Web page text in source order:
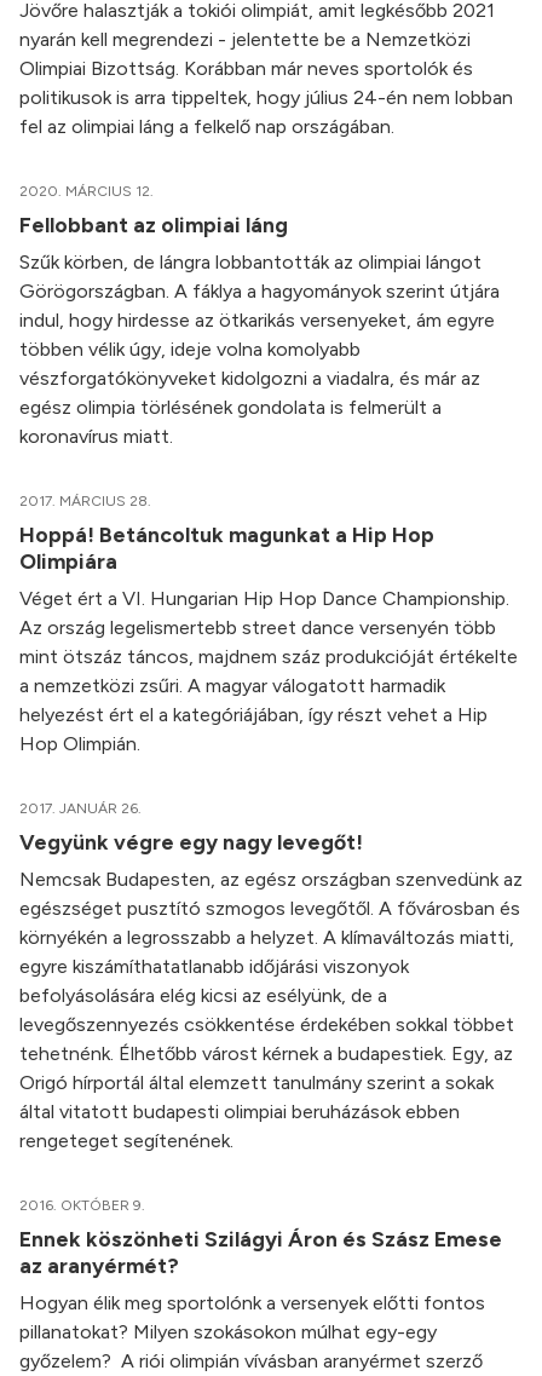
Jövőre halasztják a tokiói olimpiát, amit legkésőbb 2021
nyarán kell megrendezi - jelentette be a Nemzetközi
Olimpiai Bizottság. Korábban már neves sportolók és
politikusok is arra tippeltek, hogy július 24-én nem lobban
fel az olimpiai láng a felkelő nap országában.
2020. MÁRCIUS 12.
Fellobbant az olimpiai láng
Szűk körben, de lángra lobbantották az olimpiai lángot
Görögországban. A fáklya a hagyományok szerint útjára
indul, hogy hirdesse az ötkarikás versenyeket, ám egyre
többen vélik úgy, ideje volna komolyabb
vészforgatókönyveket kidolgozni a viadalra, és már az
egész olimpia törlésének gondolata is felmerült a
koronavírus miatt.
2017. MÁRCIUS 28.
Hoppá! Betáncoltuk magunkat a Hip Hop
Olimpiára
Véget ért a VI. Hungarian Hip Hop Dance Championship.
Az ország legelismertebb street dance versenyén több
mint ötszáz táncos, majdnem száz produkcióját értékelte
a nemzetközi zsűri. A magyar válogatott harmadik
helyezést ért el a kategóriájában, így részt vehet a Hip
Hop Olimpián.
2017. JANUÁR 26.
Vegyünk végre egy nagy levegőt!
Nemcsak Budapesten, az egész országban szenvedünk az
egészséget pusztító szmogos levegőtől. A fővárosban és
környékén a legrosszabb a helyzet. A klímaváltozás miatti,
egyre kiszámíthatatlanabb időjárási viszonyok
befolyásolására elég kicsi az esélyünk, de a
levegőszennyezés csökkentése érdekében sokkal többet
tehetnénk. Élhetőbb várost kérnek a budapestiek. Egy, az
Origó hírportál által elemzett tanulmány szerint a sokak
által vitatott budapesti olimpiai beruházások ebben
rengeteget segítenének.
2016. OKTÓBER 9.
Ennek köszönheti Szilágyi Áron és Szász Emese
az aranyérmét?
Hogyan élik meg sportolónk a versenyek előtti fontos
pillanatokat? Milyen szokásokon múlhat egy-egy
győzelem? A riói olimpián vívásban aranyérmet szerző